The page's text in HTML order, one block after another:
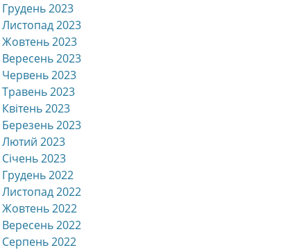
Грудень 2023
Листопад 2023
Жовтень 2023
Вересень 2023
Червень 2023
Травень 2023
Квітень 2023
Березень 2023
Лютий 2023
Січень 2023
Грудень 2022
Листопад 2022
Жовтень 2022
Вересень 2022
Серпень 2022